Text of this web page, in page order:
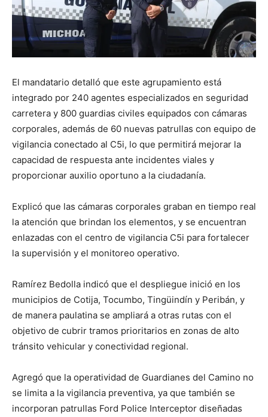
El mandatario detalló que este agrupamiento está
integrado por 240 agentes especializados en seguridad
carretera y 800 guardias civiles equipados con cámaras
corporales, además de 60 nuevas patrullas con equipo de
vigilancia conectado al C5i, lo que permitirá mejorar la
capacidad de respuesta ante incidentes viales y
proporcionar auxilio oportuno a la ciudadanía.
Explicó que las cámaras corporales graban en tiempo real
la atención que brindan los elementos, y se encuentran
enlazadas con el centro de vigilancia C5i para fortalecer
la supervisión y el monitoreo operativo.
Ramírez Bedolla indicó que el despliegue inició en los
municipios de Cotija, Tocumbo, Tingüindín y Peribán, y
de manera paulatina se ampliará a otras rutas con el
objetivo de cubrir tramos prioritarios en zonas de alto
tránsito vehicular y conectividad regional.
Agregó que la operatividad de Guardianes del Camino no
se limita a la vigilancia preventiva, ya que también se
incorporan patrullas Ford Police Interceptor diseñadas